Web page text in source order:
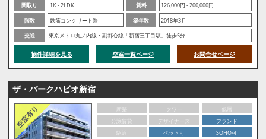
間取り
1K - 2LDK 賃料
126,000円 - 200,000円
階数
鉄筋コンクリート造 築年数
2018年3月
交通
東京メトロ丸ノ内線・副都心線「新宿三丁目駅」徒歩5分
物件詳細を見る 空室一覧ページ お問合せページ
ザ・パークハビオ新宿
新築 タワー
低層
分譲賃貸
デザイナーズ
ブランド
駅近
ペット可
SOHO可